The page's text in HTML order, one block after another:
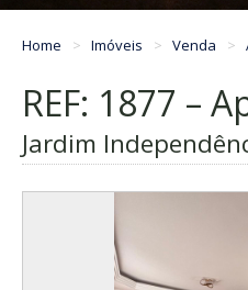
Home Imóveis Venda
REF: 1877 –
Jardim